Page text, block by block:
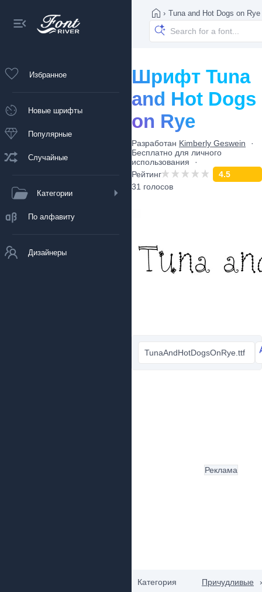
Избранное
Новые шрифты
Популярные
Случайные
Категории
По алфавиту
Дизайнеры
› Tuna and Hot Dogs on Rye
Шрифт Tuna
and Hot Dogs
on Rye
Разработан Kimberly Geswein
Бесплатно для личного
использования
Рейтинг
4.5
31 голосов
TunaAndHotDogsOnRye.ttf
Категория Причудливые ›
Реклама